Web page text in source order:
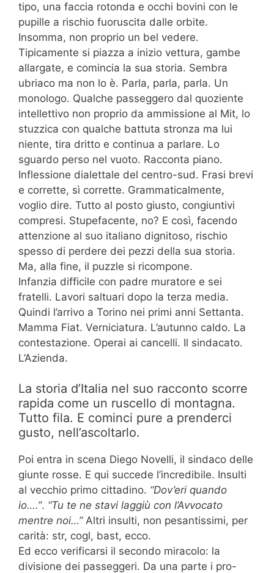
tipo, una faccia rotonda e occhi bovini con le
pupille a rischio fuoruscita dalle orbite.
Insomma, non proprio un bel vedere.
Tipicamente si piazza a inizio vettura, gambe
allargate, e comincia la sua storia. Sembra
ubriaco ma non lo è. Parla, parla, parla. Un
monologo. Qualche passeggero dal quoziente
intellettivo non proprio da ammissione al Mit, lo
stuzzica con qualche battuta stronza ma lui
niente, tira dritto e continua a parlare. Lo
sguardo perso nel vuoto. Racconta piano.
Inflessione dialettale del centro-sud. Frasi brevi
e corrette, sì corrette. Grammaticalmente,
voglio dire. Tutto al posto giusto, congiuntivi
compresi. Stupefacente, no? E così, facendo
attenzione al suo italiano dignitoso, rischio
spesso di perdere dei pezzi della sua storia.
Ma, alla fine, il puzzle si ricompone.
Infanzia difficile con padre muratore e sei
fratelli. Lavori saltuari dopo la terza media.
Quindi l’arrivo a Torino nei primi anni Settanta.
Mamma Fiat. Verniciatura. L’autunno caldo. La
contestazione. Operai ai cancelli. Il sindacato.
L’Azienda.
La storia d’Italia nel suo racconto scorre
rapida come un ruscello di montagna.
Tutto fila. E cominci pure a prenderci
gusto, nell’ascoltarlo.
Poi entra in scena Diego Novelli, il sindaco delle
giunte rosse. E qui succede l’incredibile. Insulti
al vecchio primo cittadino. “Dov’eri quando
io….”. “Tu te ne stavi laggiù con l’Avvocato
mentre noi…”Altri insulti, non pesantissimi, per
carità: str, cogl, bast, ecco.
Ed ecco verificarsi il secondo miracolo: la
divisione dei passeggeri. Da una parte i pro-